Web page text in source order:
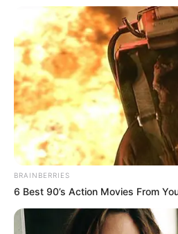
BRAINBERRIES
6 Best 90’s Action Movies From